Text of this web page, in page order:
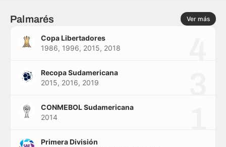
Palmarés Ver más
Copa Libertadores
1986, 1996, 2015, 2018
Recopa Sudamericana
2015, 2016, 2019
CONMEBOL Sudamericana
2014
Primera División